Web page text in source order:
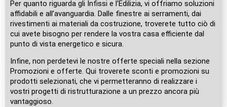
Per quanto riguarda gli Infissi e l’Edilizia, vi offriamo soluzioni
affidabili e all’avanguardia. Dalle finestre ai serramenti, dai
rivestimenti ai materiali da costruzione, troverete tutto ciò di
cui avete bisogno per rendere la vostra casa efficiente dal
punto di vista energetico e sicura.
Infine, non perdetevi le nostre offerte speciali nella sezione
Promozioni e offerte. Qui troverete sconti e promozioni su
prodotti selezionati, che vi permetteranno di realizzare i
vostri progetti di ristrutturazione a un prezzo ancora più
vantaggioso.